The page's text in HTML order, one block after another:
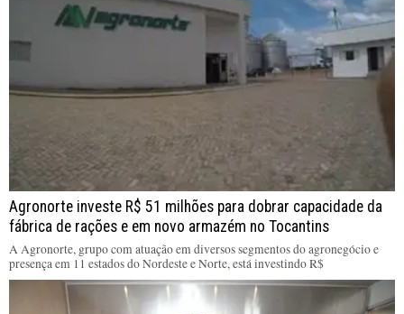
Agronorte investe R$ 51 milhões para dobrar capacidade da
fábrica de rações e em novo armazém no Tocantins
A Agronorte, grupo com atuação em diversos segmentos do agronegócio e
presença em 11 estados do Nordeste e Norte, está investindo R$